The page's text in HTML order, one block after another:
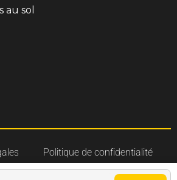
au sol
Politique de confidentialité
Gestion des cookies